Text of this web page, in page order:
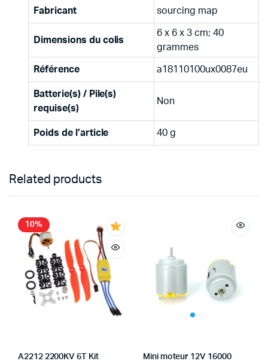
Fabricant ‎sourcing map
Dimensions du colis
‎6 x 6 x 3 cm; 40
grammes
Référence ‎a18110100ux0087eu
Batterie(s) / Pile(s)
requise(s)
‎Non
Poids de l’article ‎40 g
Related products
10%
A2212 2200KV 6T Kit
Mini moteur 12V 16000